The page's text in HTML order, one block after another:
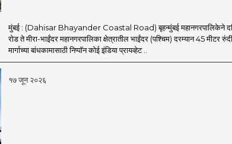
मुंबई : (Dahisar Bhayander Coastal Road) बृहन्मुंबई महानगरपालिकेने
रोड ते मीरा-भाईंदर महानगरपालिका क्षेत्रातील भाईंदर (पश्चिम) दरम्यान 45 मीटर
मार्गाच्या बांधकामासाठी निप्पॉन कोई इंडिया प्रायव्हेट ..
१७ जून २०२६